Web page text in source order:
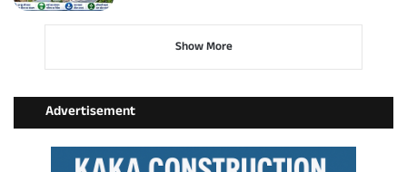
Show More
Advertisement